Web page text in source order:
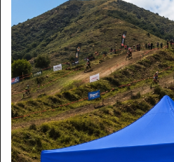
CARRO
home/catálogo de productos/aseo industrial